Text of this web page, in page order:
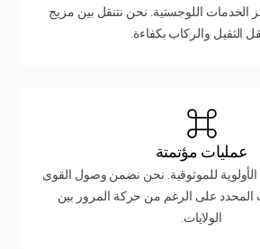
الخدمات اللوجستية. نحن نتنقل بين مزيج
الثقيل والركاب بكفاءة.
عمليات مؤتمتة
للموثوقية. نحن نضمن وصول القوى
المحدد على الرغم من حركة المرور بين
الولايات.